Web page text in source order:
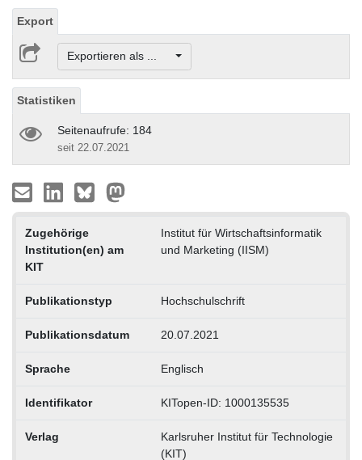
Export
Exportieren als ...
Statistiken
Seitenaufrufe: 184
seit 22.07.2021
Zugehörige
Institution(en) am
KIT
Institut für Wirtschaftsinformatik
und Marketing (IISM)
Publikationstyp Hochschulschrift
Publikationsdatum 20.07.2021
Sprache Englisch
Identifikator KITopen-ID: 1000135535
Verlag
Karlsruher Institut für Technologie
(KIT)